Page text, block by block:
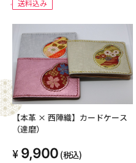
送料込み
【本革 × 西陣織】カードケース
（達磨）
9,900 (税込)